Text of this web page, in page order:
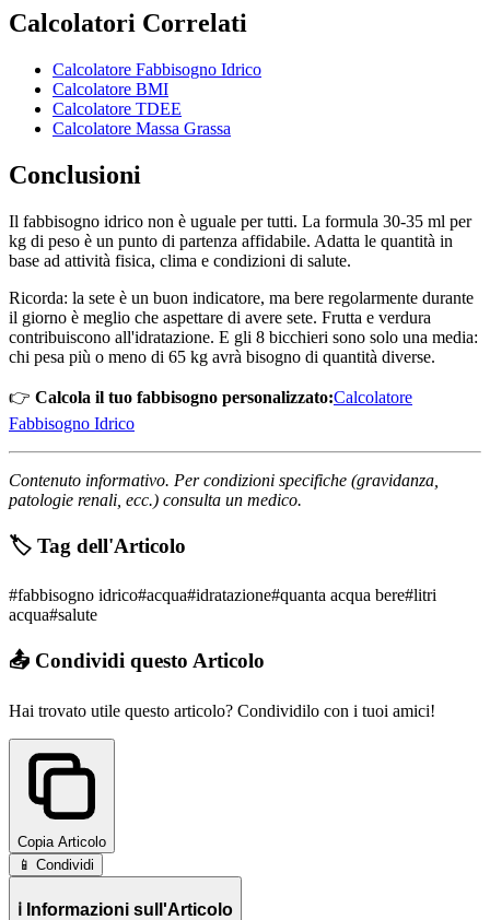
Calcolatori Correlati
Calcolatore Fabbisogno Idrico
Calcolatore BMI
Calcolatore TDEE
Calcolatore Massa Grassa
Conclusioni
Il fabbisogno idrico non è uguale per tutti. La formula 30-35 ml per
kg di peso è un punto di partenza affidabile. Adatta le quantità in
base ad attività fisica, clima e condizioni di salute.
Ricorda: la sete è un buon indicatore, ma bere regolarmente durante
il giorno è meglio che aspettare di avere sete. Frutta e verdura
contribuiscono all'idratazione. E gli 8 bicchieri sono solo una media:
chi pesa più o meno di 65 kg avrà bisogno di quantità diverse.
👉 Calcola il tuo fabbisogno personalizzato:Calcolatore
Fabbisogno Idrico
Contenuto informativo. Per condizioni specifiche (gravidanza,
patologie renali, ecc.) consulta un medico.
🏷️ Tag dell'Articolo
#fabbisogno idrico#acqua#idratazione#quanta acqua bere#litri
acqua#salute
📤 Condividi questo Articolo
Hai trovato utile questo articolo? Condividilo con i tuoi amici!
Copia Articolo
📱 Condividi
ℹ️ Informazioni sull'Articolo